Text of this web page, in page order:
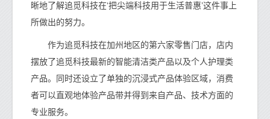
晰地了解追觅科技在‘把尖端科技用于生活普惠’这件事上
所做出的努力。
作为追觅科技在加州地区的第六家零售门店，店内
摆放了追觅科技最新的智能清洁类产品以及个人护理类
产品。同时还设立了单独的沉浸式产品体验区域，消费
者可以直观地体验产品带并得到来自产品、技术方面的
专业服务。